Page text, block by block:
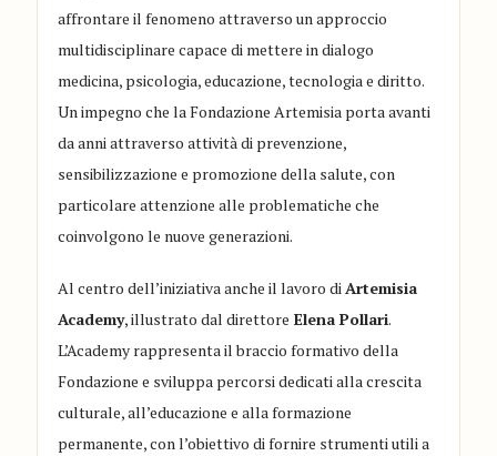
affrontare il fenomeno attraverso un approccio
multidisciplinare capace di mettere in dialogo
medicina, psicologia, educazione, tecnologia e diritto.
Un impegno che la Fondazione Artemisia porta avanti
da anni attraverso attività di prevenzione,
sensibilizzazione e promozione della salute, con
particolare attenzione alle problematiche che
coinvolgono le nuove generazioni.
Al centro dell’iniziativa anche il lavoro diArtemisia
Academy, illustrato dal direttore Elena Pollari.
L’Academy rappresenta il braccio formativo della
Fondazione e sviluppa percorsi dedicati alla crescita
culturale, all’educazione e alla formazione
permanente, con l’obiettivo di fornire strumenti utili a